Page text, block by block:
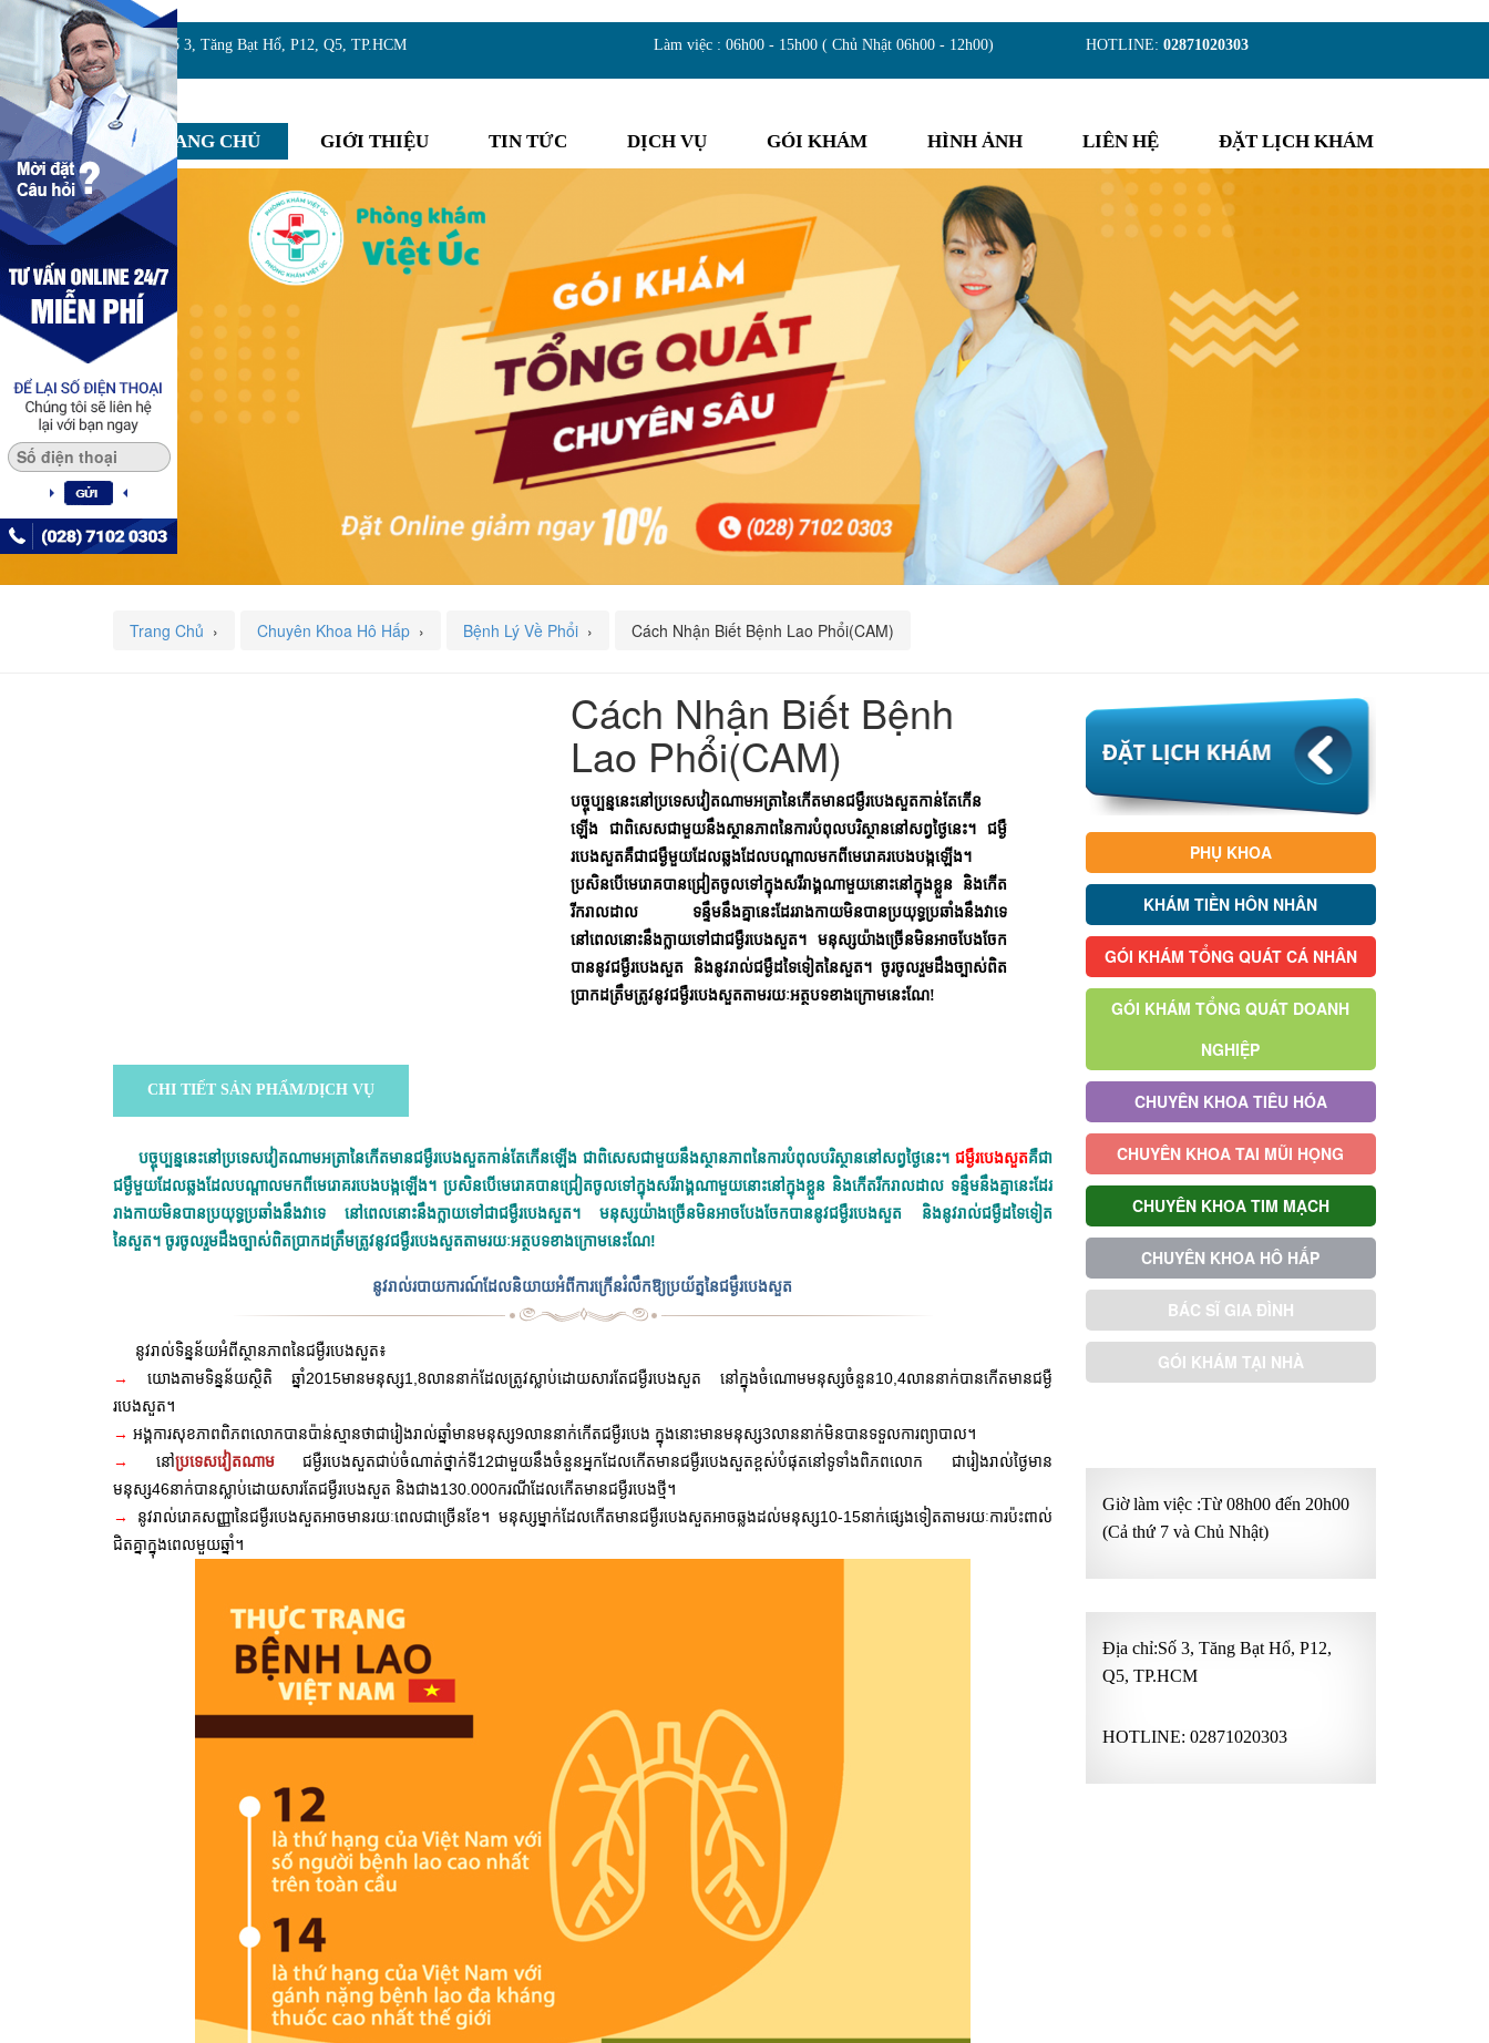
Địa chỉ:Số 3, Tăng Bạt Hổ, P12, Q5, TP.HCM Làm việc : 06h00 - 15h00 ( Chủ Nhật 06h00 - 12h00) HOTLINE: 02871020303
TRANG CHỦ GIỚI THIỆU TIN TỨC DỊCH VỤ GÓI KHÁM HÌNH ẢNH LIÊN HỆ ĐẶT LỊCH KHÁM
Trang Chủ › Chuyên Khoa Hô Hấp › Bệnh Lý Về Phổi › Cách Nhận Biết Bệnh Lao Phổi(CAM)
Cách Nhận Biết Bệnh
Lao Phổi(CAM)
បច្ចុប្បន្ននេះនៅប្រទេសវៀតណាមអត្រានៃកើតមានជម្ងឺរបេងសួតកាន់តែកើន
ឡើង ជាពិសេសជាមួយនឹងស្ថានភាពនៃការបំពុលបរិស្ថាននៅសព្វថ្ងៃនេះ។ ជម្ងឺ
របេងសួតគឺជាជម្ងឺមួយដែលឆ្លងដែលបណ្តាលមកពីមេរោគរបេងបង្កឡើង។
ប្រសិនបើមេរោគបានជ្រៀតចូលទៅក្នុងសរីរាង្គណាមួយនោះនៅក្នុងខ្លួន និងកើត
រីករាលដាល ទន្ទឹមនឹងគ្នានេះដែររាងកាយមិនបានប្រយុទ្ធប្រឆាំងនឹងវាទេ
នៅពេលនោះនឹងក្លាយទៅជាជម្ងឺរបេងសួត។ មនុស្សយ៉ាងច្រើនមិនអាចបែងចែក
បាននូវជម្ងឺរបេងសួត និងនូវរាល់ជម្ងឺដទៃទៀតនៃសួត។ ចូរចូលរួមដឹងច្បាស់ពិត
ប្រាកដត្រឹមត្រូវនូវជម្ងឺរបេងសួតតាមរយៈអត្ថបទខាងក្រោមនេះណែ!
CHI TIẾT SẢN PHẨM/DỊCH VỤ
បច្ចុប្បន្ននេះនៅប្រទេសវៀតណាមអត្រានៃកើតមានជម្ងឺរបេងសួតកាន់តែកើនឡើង ជាពិសេសជាមួយនឹងស្ថានភាពនៃការបំពុលបរិស្ថាននៅសព្វថ្ងៃនេះ។ ជម្ងឺរបេងសួតគឺជា
ជម្ងឺមួយដែលឆ្លងដែលបណ្តាលមកពីមេរោគរបេងបង្កឡើង។ ប្រសិនបើមេរោគបានជ្រៀតចូលទៅក្នុងសរីរាង្គណាមួយនោះនៅក្នុងខ្លួន និងកើតរីករាលដាល ទន្ទឹមនឹងគ្នានេះដែរ
រាងកាយមិនបានប្រយុទ្ធប្រឆាំងនឹងវាទេ នៅពេលនោះនឹងក្លាយទៅជាជម្ងឺរបេងសួត។ មនុស្សយ៉ាងច្រើនមិនអាចបែងចែកបាននូវជម្ងឺរបេងសួត និងនូវរាល់ជម្ងឺដទៃទៀត
នៃសួត។ ចូរចូលរួមដឹងច្បាស់ពិតប្រាកដត្រឹមត្រូវនូវជម្ងឺរបេងសួតតាមរយៈអត្ថបទខាងក្រោមនេះណែ!
នូវរាល់របាយការណ៍ដែលនិយាយអំពីការក្រើនរំលឹកឱ្យប្រយ័ត្ននៃជម្ងឹរបេងសួត
នូវរាល់ទិន្នន័យអំពីស្ថានភាពនៃជម្ងឺរបេងសួត៖
→ យោងតាមទិន្នន័យស្ថិតិ ឆ្នាំ2015មានមនុស្ស1,8លាននាក់ដែលត្រូវស្លាប់ដោយសារតែជម្ងឺរបេងសួត នៅក្នុងចំណោមមនុស្សចំនួន10,4លាននាក់បានកើតមានជម្ងឺ
របេងសួត។
→ អង្គការសុខភាពពិភពលោកបានប៉ាន់ស្មានថាជារៀងរាល់ឆ្នាំមានមនុស្ស9លាននាក់កើតជម្ងឺរបេង ក្នុងនោះមានមនុស្ស3លាននាក់មិនបានទទួលការព្យាបាល។
→នៅប្រទេសវៀតណាម ជម្ងឺរបេងសួតជាប់ចំណាត់ថ្នាក់ទី12ជាមួយនឹងចំនួនអ្នកដែលកើតមានជម្ងឺរបេងសួតខ្ពស់បំផុតនៅទូទាំងពិភពលោក ជារៀងរាល់ថ្ងៃមាន
មនុស្ស46នាក់បានស្លាប់ដោយសារតែជម្ងឺរបេងសួត និងជាង130.000ករណីដែលកើតមានជម្ងឺរបេងថ្មី។
→ នូវរាល់រោគសញ្ញានៃជម្ងឺរបេងសួតអាចមានរយៈពេលជាច្រើនខែ។ មនុស្សម្នាក់ដែលកើតមានជម្ងឺរបេងសួតអាចឆ្លងដល់មនុស្ស10-15នាក់ផ្សេងទៀតតាមរយៈការប៉ះពាល់
ជិតគ្នាក្នុងពេលមួយឆ្នាំ។
PHỤ KHOA
KHÁM TIỀN HÔN NHÂN
GÓI KHÁM TỔNG QUÁT CÁ NHÂN
GÓI KHÁM TỔNG QUÁT DOANH
NGHIỆP
CHUYÊN KHOA TIÊU HÓA
CHUYÊN KHOA TAI MŨI HỌNG
CHUYÊN KHOA TIM MẠCH
CHUYÊN KHOA HÔ HẤP
BÁC SĨ GIA ĐÌNH
GÓI KHÁM TẠI NHÀ
Giờ làm việc :Từ 08h00 đến 20h00
(Cả thứ 7 và Chủ Nhật)
Địa chỉ:Số 3, Tăng Bạt Hổ, P12,
Q5, TP.HCM
HOTLINE: 02871020303